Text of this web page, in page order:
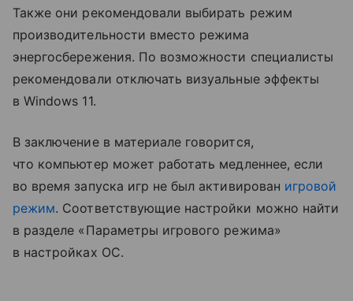
Также они рекомендовали выбирать режим
производительности вместо режима
энергосбережения. По возможности специалисты
рекомендовали отключать визуальные эффекты
в Windows 11.
В заключение в материале говорится,
что компьютер может работать медленнее, если
во время запуска игр не был активирован игровой
режим. Соответствующие настройки можно найти
в разделе «Параметры игрового режима»
в настройках ОС.